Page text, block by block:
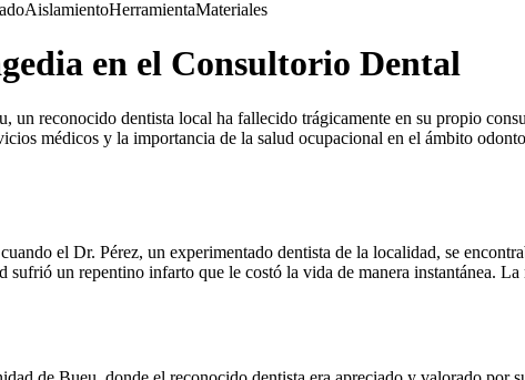
AislamientoHerramientaMateriales
en el Consultorio Dental
un reconocido dentista local ha fallecido trágicamente en su propio
médicos y la importancia de la salud ocupacional en el ámbito
el Dr. Pérez, un experimentado dentista de la localidad, se
un repentino infarto que le costó la vida de manera instantánea.